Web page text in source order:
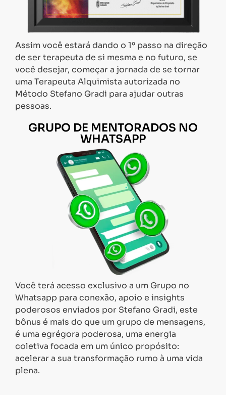
Assim você estará dando o 1º passo na direção
de ser terapeuta de si mesma e no futuro, se
você desejar, começar a jornada de se tornar
uma Terapeuta Alquimista autorizada no
Método Stefano Gradi para ajudar outras
pessoas.
GRUPO DE MENTORADOS NO
WHATSAPP
Você terá acesso exclusivo a um Grupo no
Whatsapp para conexão, apoio e insights
poderosos enviados por Stefano Gradi, este
bônus é mais do que um grupo de mensagens,
é uma egrégora poderosa, uma energia
coletiva focada em um único propósito:
acelerar a sua transformação rumo à uma vida
plena.